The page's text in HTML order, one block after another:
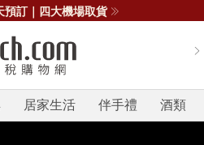
預訂｜四大機場取貨
居家生活 伴手禮 酒類